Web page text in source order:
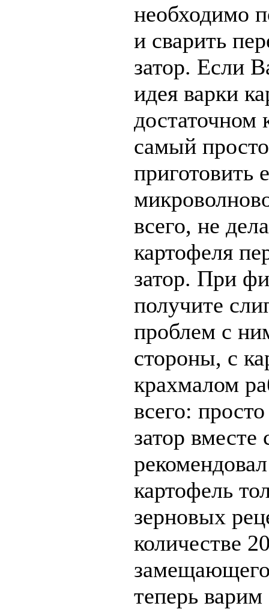
необходимо
и сварить
затор. Если
идея варки
достаточном
самый
приготовить
всего, не
картофеля
затор. При
получите
проблем с
стороны, с
крахмалом
всего:
затор
картофель
зерновых
количестве
теперь